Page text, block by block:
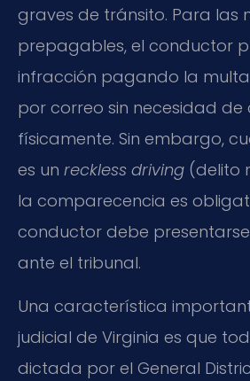
graves de tránsito. Para las
prepagables, el conductor
infracción pagando la
por correo sin necesidad
físicamente. Sin embargo,
es un reckless driving (delito
la comparecencia es
conductor debe
ante el tribunal.
Una característica
judicial de Virginia es que
dictada por el General